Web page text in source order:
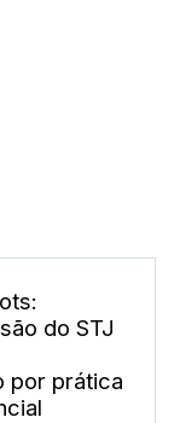
do STJ
por prática